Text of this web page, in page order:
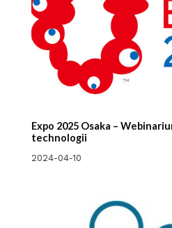
Expo 2025 Osaka –
technologii
2024-04-10